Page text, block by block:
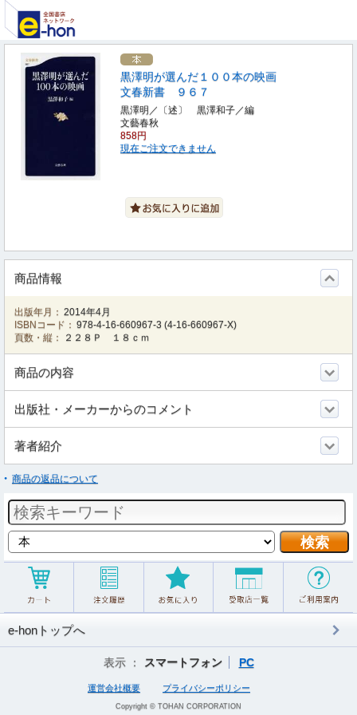
黒澤明が選んだ１００本の映画
文春新書 ９６７
黒澤明／〔述〕 黒澤和子／編
文藝春秋
858円
現在ご注文できません
商品情報
出版年月： 2014年4月
ISBNコード： 978-4-16-660967-3 (4-16-660967-X)
頁数・縦：
２２８Ｐ １８ｃｍ
商品の内容
出版社・メーカーからのコメント
著者紹介
商品の返品について
e-honトップへ
表示 ： スマートフォン PC
運営会社概要 プライバシーポリシー
Copyright © TOHAN CORPORATION